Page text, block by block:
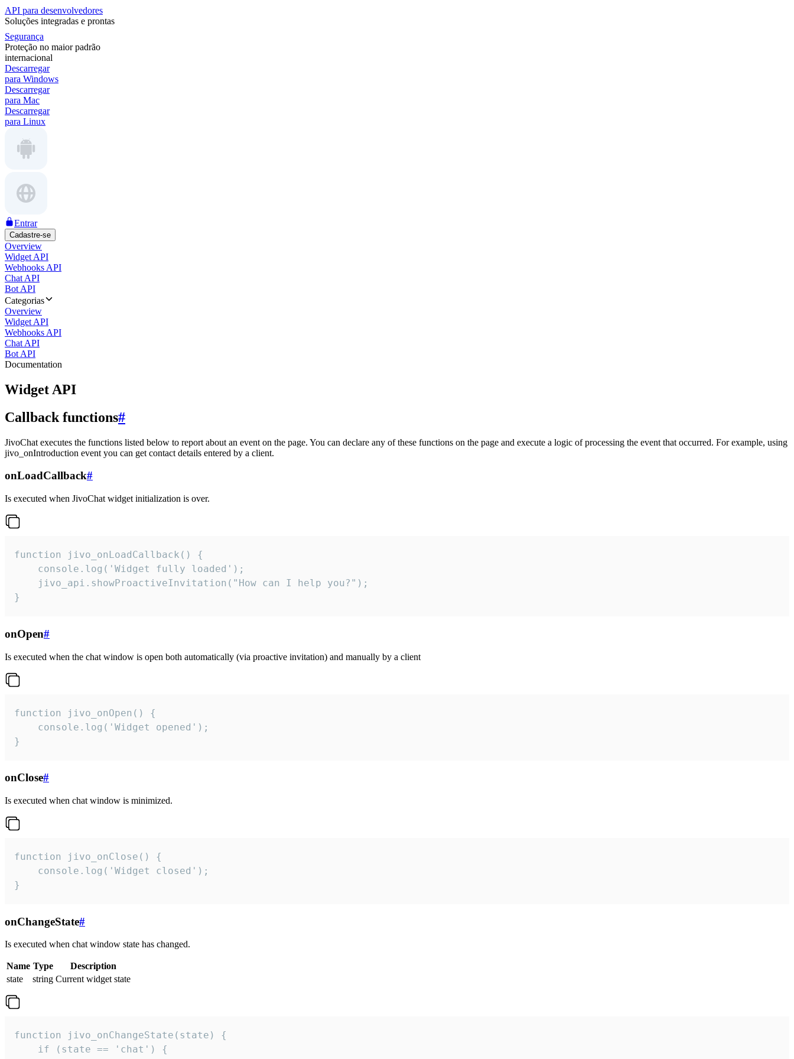
API para desenvolvedores
Soluções integradas e prontas
Segurança
Proteção no maior padrão
internacional
Descarregar
para Windows
Descarregar
para Mac
Descarregar
para Linux
Entrar
Cadastre-se
Overview
Widget API
Webhooks API
Chat API
Bot API
Categorias
Overview
Widget API
Webhooks API
Chat API
Bot API
Documentation
Widget API
Callback functions#
JivoChat executes the functions listed below to report about an event on the page. You can declare any of these functions on the page and execute a logic of processing the event that occurred. For example, using
jivo_onIntroduction event you can get contact details entered by a client.
onLoadCallback#
Is executed when JivoChat widget initialization is over.
function jivo_onLoadCallback() {
    console.log('Widget fully loaded');
    jivo_api.showProactiveInvitation("How can I help you?");
}
onOpen#
Is executed when the chat window is open both automatically (via proactive invitation) and manually by a client
function jivo_onOpen() {
    console.log('Widget opened');
}
onClose#
Is executed when chat window is minimized.
function jivo_onClose() {
    console.log('Widget closed');
}
onChangeState#
Is executed when chat window state has changed.
Name Type
Description
state
string Current widget state
function jivo_onChangeState(state) {
    if (state == 'chat') {